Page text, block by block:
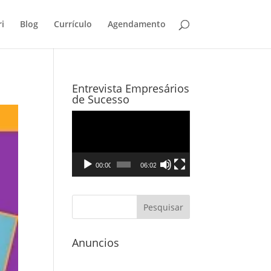
Blog Currículo Agendamento
Entrevista Empresários
de Sucesso
vídeo
00:00 06:02
Anuncios